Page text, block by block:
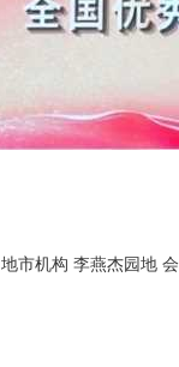
地市机构 李燕杰园地 会